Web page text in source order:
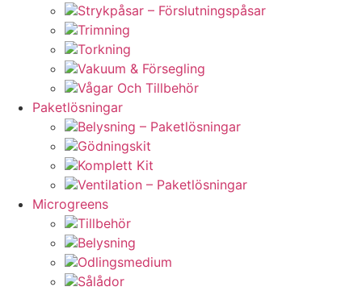
Strykpåsar – Förslutningspåsar
Trimning
Torkning
Vakuum & Försegling
Vågar Och Tillbehör
Paketlösningar
Belysning – Paketlösningar
Gödningskit
Komplett Kit
Ventilation – Paketlösningar
Microgreens
Tillbehör
Belysning
Odlingsmedium
Sålådor